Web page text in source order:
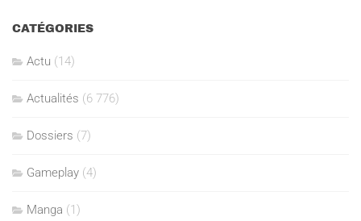
CATÉGORIES
Actu (14)
Actualités (6 776)
Dossiers (7)
Gameplay (4)
Manga (1)